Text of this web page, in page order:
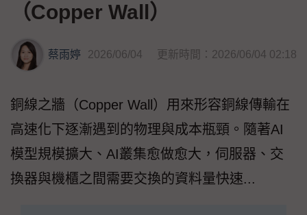
（Copper Wall）
蔡雨婷 2026/06/04 更新時間：2026/06/04 02:18
銅線之牆（Copper Wall）用來形容銅線傳輸在
高速化下逐漸遇到的物理與成本瓶頸。隨著AI
模型規模擴大、AI叢集愈做愈大，伺服器、交
換器與機櫃之間需要交換的資料量快速...